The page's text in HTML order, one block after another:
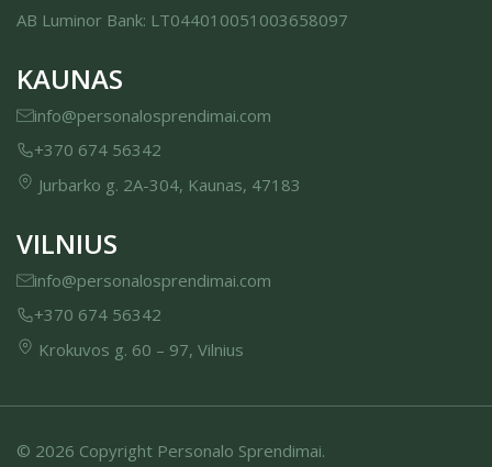
AB Luminor Bank: LT044010051003658097
KAUNAS
info@personalosprendimai.com
+370 674 56342
Jurbarko g. 2A-304, Kaunas, 47183
VILNIUS
info@personalosprendimai.com
+370 674 56342
Krokuvos g. 60 – 97, Vilnius
© 2026 Copyright Personalo Sprendimai.